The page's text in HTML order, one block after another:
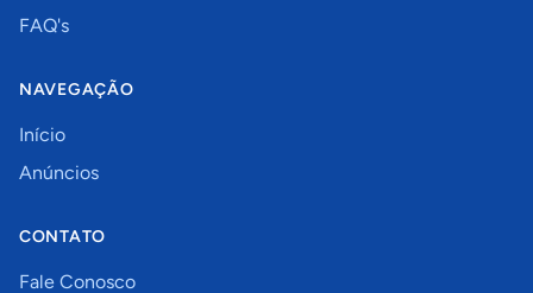
FAQ's
NAVEGAÇÃO
Início
Anúncios
CONTATO
Fale Conosco